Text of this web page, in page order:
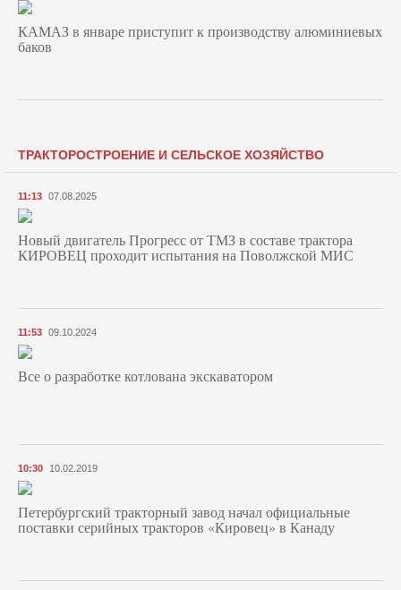
КАМАЗ в январе приступит к производству алюминиевых
баков
ТРАКТОРОСТРОЕНИЕ И СЕЛЬСКОЕ ХОЗЯЙСТВО
11:13 07.08.2025
Новый двигатель Прогресс от ТМЗ в составе трактора
КИРОВЕЦ проходит испытания на Поволжской МИС
11:53 09.10.2024
Все о разработке котлована экскаватором
10:30 10.02.2019
Петербургский тракторный завод начал официальные
поставки серийных тракторов «Кировец» в Канаду